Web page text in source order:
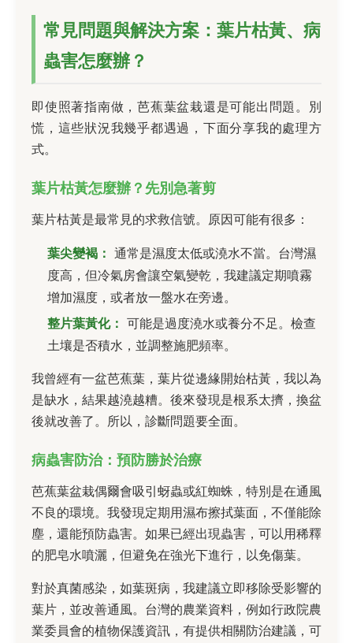
常見問題與解決方案：葉片枯黃、病
蟲害怎麼辦？
即使照著指南做，芭蕉葉盆栽還是可能出問題。別
慌，這些狀況我幾乎都遇過，下面分享我的處理方
式。
葉片枯黃怎麼辦？先別急著剪
葉片枯黃是最常見的求救信號。原因可能有很多：
葉尖變褐： 通常是濕度太低或澆水不當。台灣濕
度高，但冷氣房會讓空氣變乾，我建議定期噴霧
增加濕度，或者放一盤水在旁邊。
整片葉黃化： 可能是過度澆水或養分不足。檢查
土壤是否積水，並調整施肥頻率。
我曾經有一盆芭蕉葉，葉片從邊緣開始枯黃，我以為
是缺水，結果越澆越糟。後來發現是根系太擠，換盆
後就改善了。所以，診斷問題要全面。
病蟲害防治：預防勝於治療
芭蕉葉盆栽偶爾會吸引蚜蟲或紅蜘蛛，特別是在通風
不良的環境。我發現定期用濕布擦拭葉面，不僅能除
塵，還能預防蟲害。如果已經出現蟲害，可以用稀釋
的肥皂水噴灑，但避免在強光下進行，以免傷葉。
對於真菌感染，如葉斑病，我建議立即移除受影響的
葉片，並改善通風。台灣的農業資料，例如行政院農
業委員會的植物保護資訊，有提供相關防治建議，可